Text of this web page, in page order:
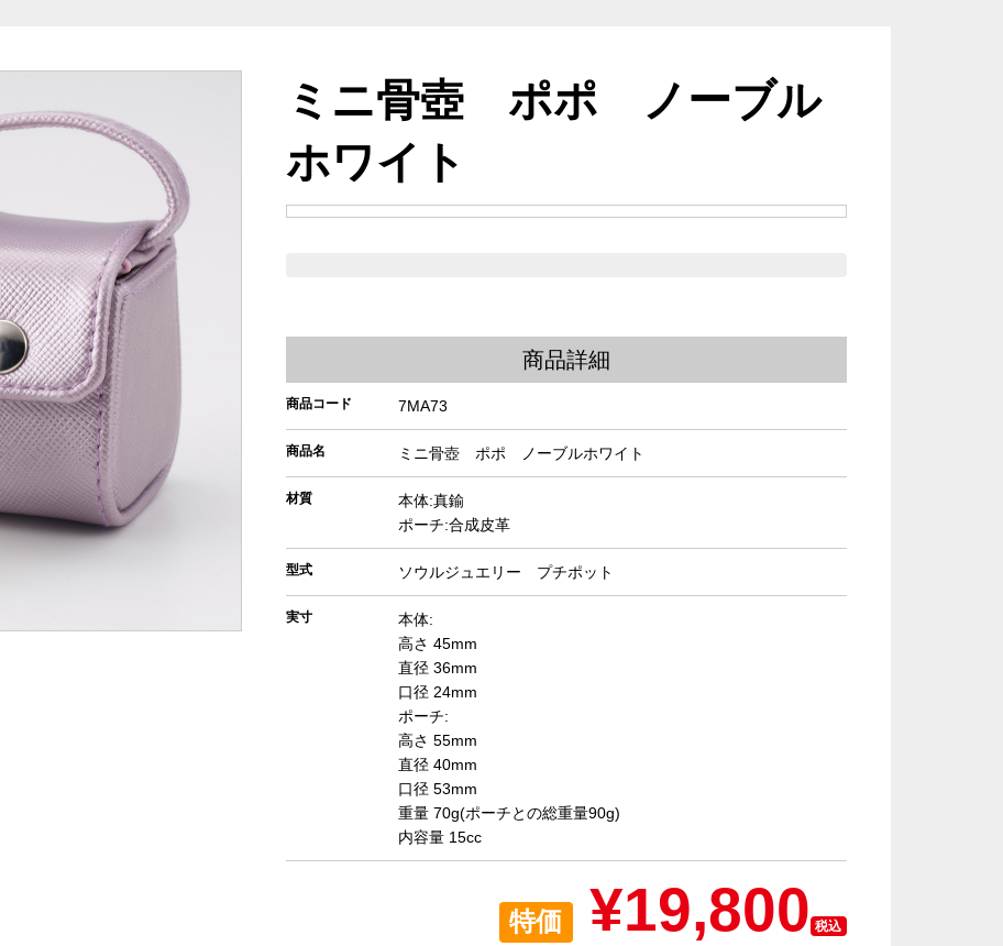
ミニ骨壺 ポポ ノーブル
ホワイト
商品詳細
商品コード 7MA73
商品名 ミニ骨壺 ポポ ノーブルホワイト
材質
本体:真鍮
ポーチ:合成皮革
型式 ソウルジュエリー プチポット
実寸
本体:
高さ 45mm
直径 36mm
口径 24mm
ポーチ:
高さ 55mm
直径 40mm
口径 53mm
重量 70g(ポーチとの総重量90g)
内容量 15cc
特価 ¥19,800 税込